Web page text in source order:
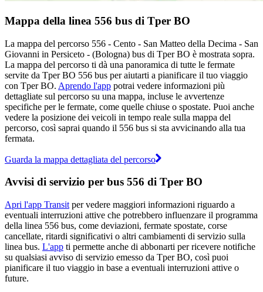
Mappa della linea 556 bus di Tper BO
La mappa del percorso 556 - Cento - San Matteo della Decima - San
Giovanni in Persiceto - (Bologna) bus di Tper BO è mostrata sopra.
La mappa del percorso ti dà una panoramica di tutte le fermate
servite da Tper BO 556 bus per aiutarti a pianificare il tuo viaggio
con Tper BO. Aprendo l'app potrai vedere informazioni più
dettagliate sul percorso su una mappa, incluse le avvertenze
specifiche per le fermate, come quelle chiuse o spostate. Puoi anche
vedere la posizione dei veicoli in tempo reale sulla mappa del
percorso, così saprai quando il 556 bus si sta avvicinando alla tua
fermata.
Guarda la mappa dettagliata del percorso
Avvisi di servizio per bus 556 di Tper BO
Apri l'app Transit per vedere maggiori informazioni riguardo a
eventuali interruzioni attive che potrebbero influenzare il programma
della linea 556 bus, come deviazioni, fermate spostate, corse
cancellate, ritardi significativi o altri cambiamenti di servizio sulla
linea bus. L'app ti permette anche di abbonarti per ricevere notifiche
su qualsiasi avviso di servizio emesso da Tper BO, così puoi
pianificare il tuo viaggio in base a eventuali interruzioni attive o
future.